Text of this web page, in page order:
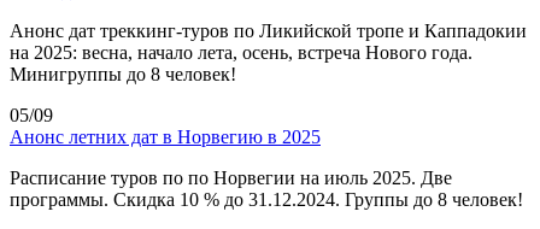
Анонс дат треккинг-туров по Ликийской тропе и Каппадокии
на 2025: весна, начало лета, осень, встреча Нового года.
Минигруппы до 8 человек!
05/09
Анонс летних дат в Норвегию в 2025
Расписание туров по по Норвегии на июль 2025. Две
программы. Скидка 10 % до 31.12.2024. Группы до 8 человек!